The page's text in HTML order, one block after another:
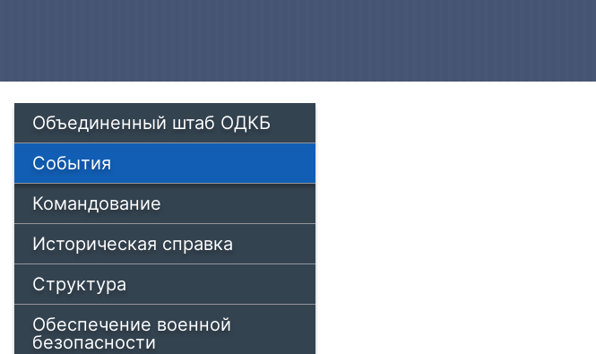
Объединенный штаб ОДКБ
События
Командование
Историческая справка
Структура
Обеспечение военной
безопасности